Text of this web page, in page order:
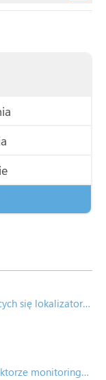
5 najlepiej sprzedających się lokalizatorów samochodów w Czechach, Słowacji i Polsce*
Co zmieni GDPR w sektorze monitoringu pojazdów? Nie bój się, nie jest tego zbyt wiele.